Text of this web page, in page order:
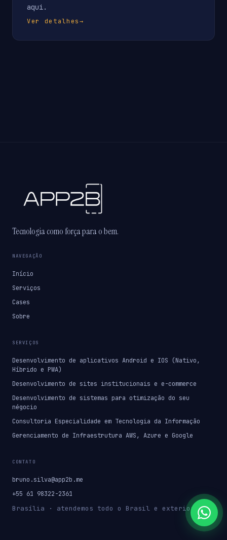
aqui.
Ver detalhes→
Tecnologia como força para o bem.
NAVEGAÇÃO
Início
Serviços
Cases
Sobre
SERVIÇOS
Desenvolvimento de aplicativos Android e IOS (Nativo,
Híbrido e PWA)
Desenvolvimento de sites institucionais e e-commerce
Desenvolvimento de sistemas para otimização do seu
négocio
Consultoria Especialidade em Tecnologia da Informação
Gerenciamento de Infraestrutura AWS, Azure e Google
CONTATO
bruno.silva@app2b.me
+55 61 98322-2361
Brasília · atendemos todo o Brasil e exterior